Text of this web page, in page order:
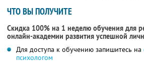
ЧТО ВЫ ПОЛУЧИТЕ
Скидка 100% на 1 неделю обучения для
онлайн-академии развития успешной
Для доступа к обучению запишитесь на
психологом